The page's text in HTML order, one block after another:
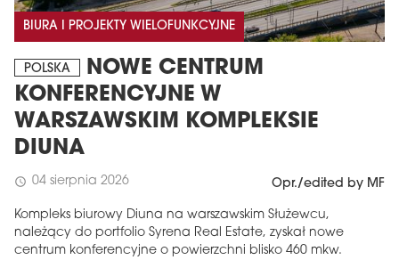
BIURA I PROJEKTY WIELOFUNKCYJNE
POLSKA
NOWE CENTRUM
KONFERENCYJNE W
WARSZAWSKIM KOMPLEKSIE
DIUNA
schedule 04 sierpnia 2026 Opr./edited by MF
Kompleks biurowy Diuna na warszawskim Służewcu,
należący do portfolio Syrena Real Estate, zyskał nowe
centrum konferencyjne o powierzchni blisko 460 mkw.